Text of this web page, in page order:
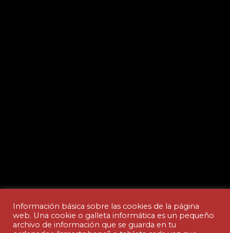
Información básica sobre las cookies de la página
web. Una cookie o galleta informática es un pequeño
archivo de información que se guarda en tu